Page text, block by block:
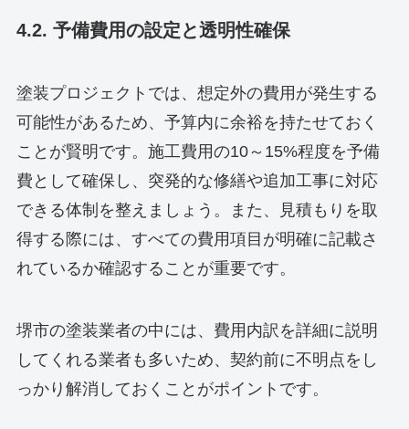
4.2. 予備費用の設定と透明性確保
塗装プロジェクトでは、想定外の費用が発生する
可能性があるため、予算内に余裕を持たせておく
ことが賢明です。施工費用の10～15%程度を予備
費として確保し、突発的な修繕や追加工事に対応
できる体制を整えましょう。また、見積もりを取
得する際には、すべての費用項目が明確に記載さ
れているか確認することが重要です。
堺市の塗装業者の中には、費用内訳を詳細に説明
してくれる業者も多いため、契約前に不明点をし
っかり解消しておくことがポイントです。